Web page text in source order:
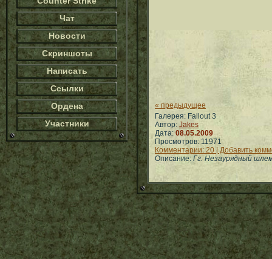
Чат
Новости
Скриншоты
Написать
Ссылки
Ордена
Участники
« предыдущее
Галерея: Fallout 3
Автор: Jakes
Дата: 08.05.2009
Просмотров: 11971
Комментарии: 20 | Добавить
Описание: Гг. Незаурядный